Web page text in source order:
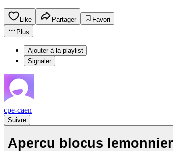
Like Partager
Favori
Plus
Ajouter à la playlist
Signaler
cpe-caen
Suivre
Apercu blocus lemonnier